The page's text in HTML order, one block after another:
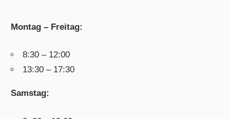
Montag – Freitag:
8:30 – 12:00
13:30 – 17:30
Samstag: